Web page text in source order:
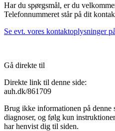
Har du spørgsmål, er du
Telefonnummeret står på dit
Se evt. vores kontaktoplysninger
Gå direkte til
Direkte link til denne side:
auh.dk/861709
Brug ikke informationen på denne
diagnoser, og følg kun
har henvist dig til siden.